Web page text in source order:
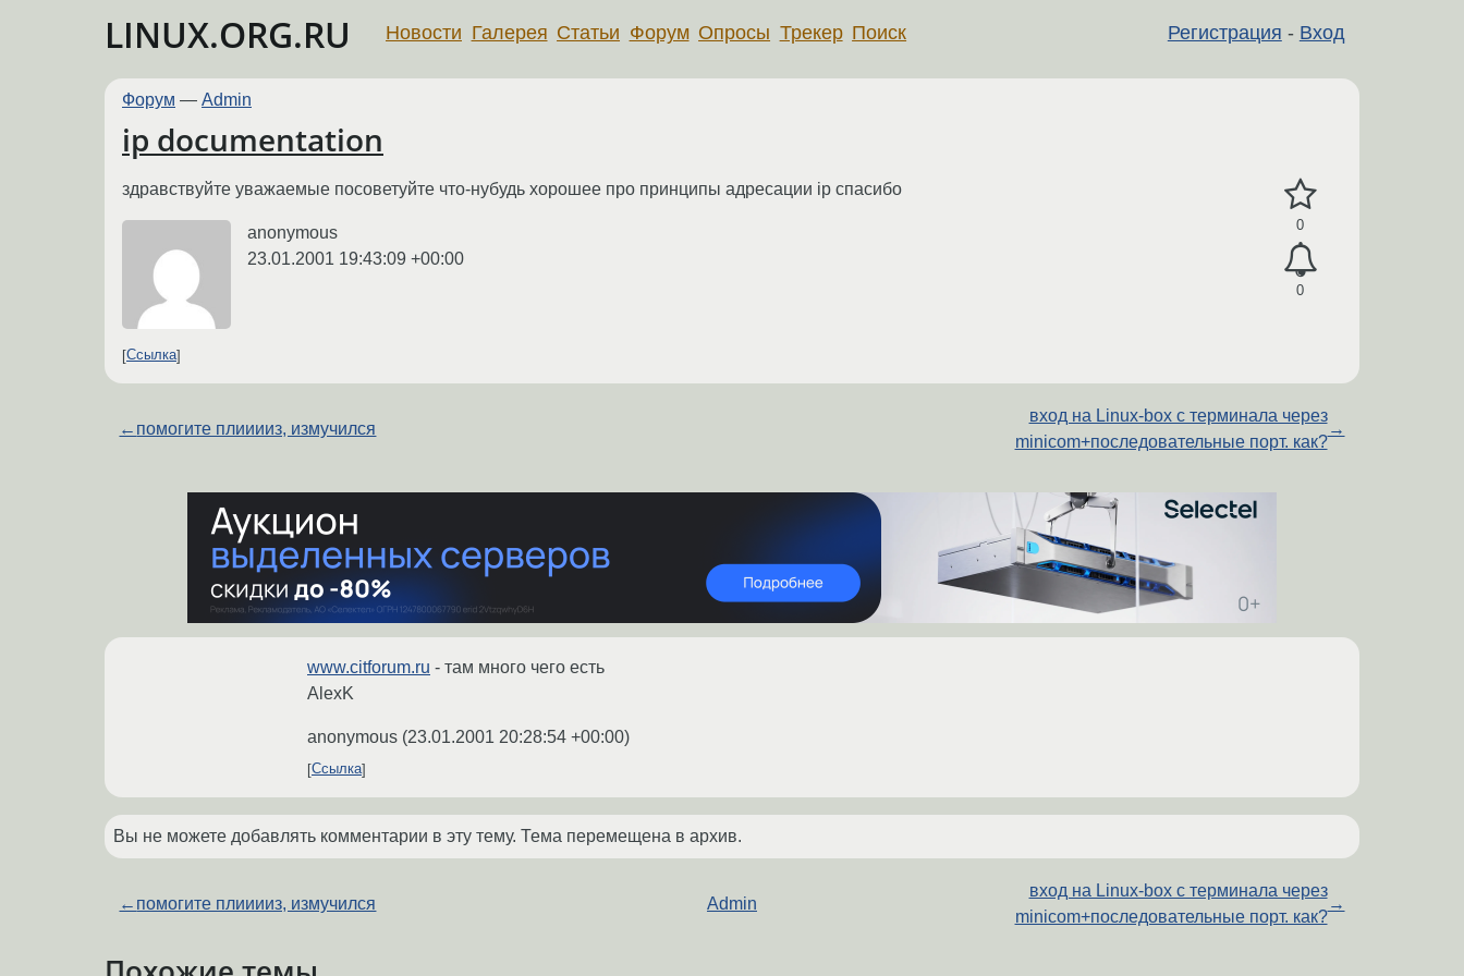
LINUX.ORG.RU Регистрация - Вход
Новости Галерея Статьи Форум Опросы Трекер Поиск
Форум — Admin
ip documentation
0
0
здравствуйте уважаемые посоветуйте что-нубудь хорошее про принципы адресации ip спасибо
anonymous
23.01.2001 19:43:09 +00:00
Ссылка
← помогите плииииз, измучился
вход на Linux-box с терминала через
minicom+последовательные порт. как?
→
www.citforum.ru - там много чего есть
AlexK
anonymous (23.01.2001 20:28:54 +00:00)
Ссылка
Вы не можете добавлять комментарии в эту тему. Тема перемещена в архив.
← помогите плииииз, измучился Admin
вход на Linux-box с терминала через
minicom+последовательные порт. как?
→